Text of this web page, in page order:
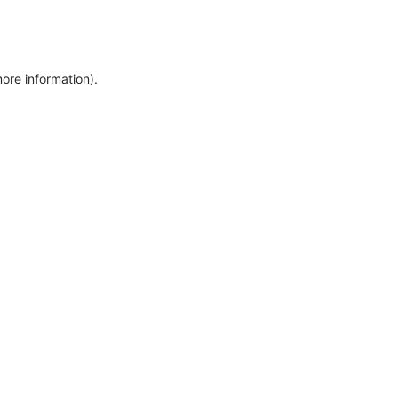
information).